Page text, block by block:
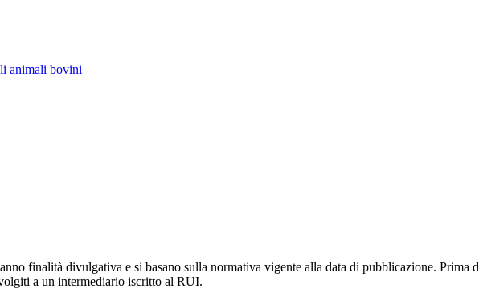
animali bovini
finalità divulgativa e si basano sulla normativa vigente alla data di pubblicazione.
a un intermediario iscritto al RUI.